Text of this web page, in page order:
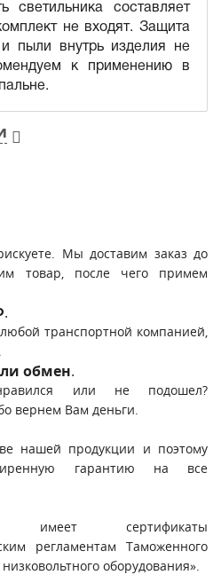
светильника составляет
не входят. Защита
пыли внутрь изделия не
к применению в
Мы доставим заказ до
товар, после чего примем
.
транспортной компанией,
обмен.
или не подошел?
вернем Вам деньги.
нашей продукции и поэтому
гарантию на все
имеет сертификаты
регламентам Таможенного
оборудования».